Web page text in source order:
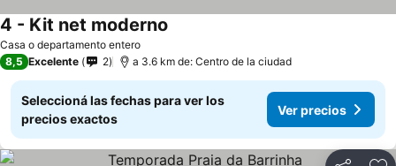
Casa o departamento entero
4 - Kit net moderno
8,5 Excelente 2 a 3.6 km de: Centro de la ciudad
Seleccioná las fechas para ver los
precios exactos
Ver precios